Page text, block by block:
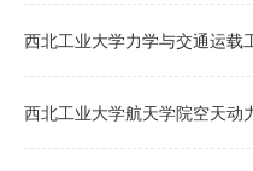
西北工业大学力学与交通运载
事业编科研助理招聘启事
西北工业大学航天学院空天动